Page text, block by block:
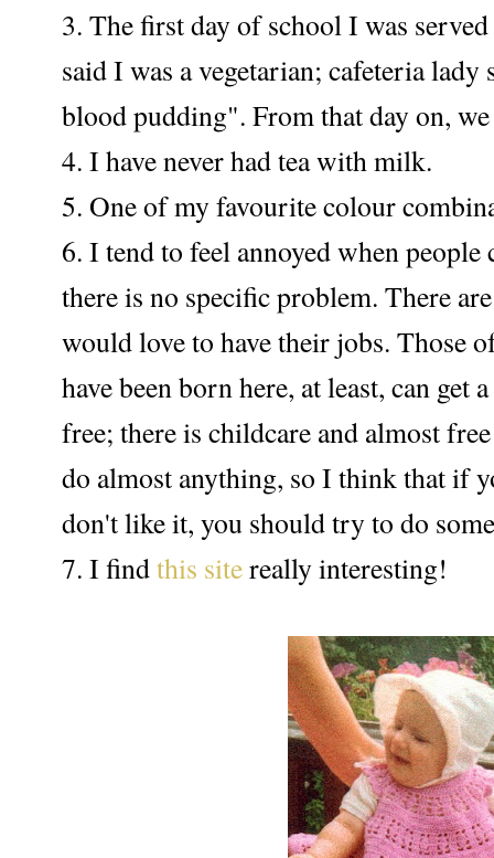
3. The first day of school I was
said I was a vegetarian; cafeteria
blood pudding". From that day on, we
4. I have never had tea with milk.
5. One of my favourite colour
6. I tend to feel annoyed when
there is no specific problem. There
would love to have their jobs. Those
have been born here, at least, can get
free; there is childcare and almost
do almost anything, so I think that if
don't like it, you should try to do
7. I findthis sitereally interesting!